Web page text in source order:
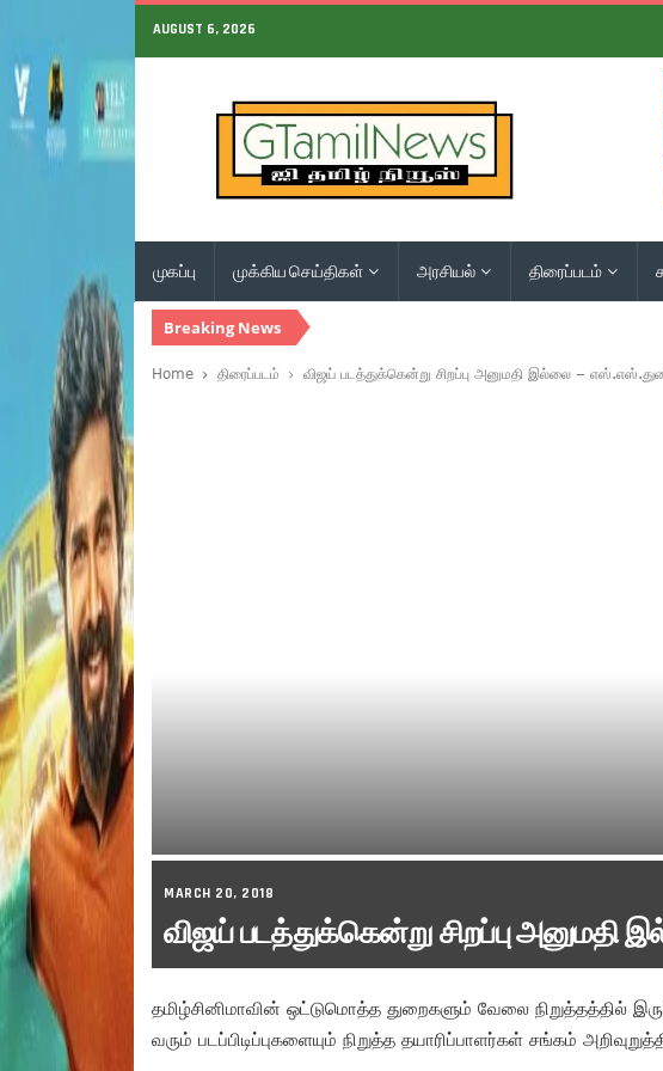
AUGUST 6, 2026
முகப்பு முக்கிய செய்திகள் அரசியல் திரைப்படம்
Breaking News
Home திரைப்படம் விஜய் படத்துக்கென்று சிறப்பு அனுமதி இல்லை –
MARCH 20, 2018
விஜய் படத்துக்கென்று சிறப்பு
தமிழ்சினிமாவின் ஒட்டுமொத்த துறைகளும் வேலை நிறுத்தத்தில்
வரும் படப்பிடிப்புகளையும் நிறுத்த தயாரிப்பாளர்கள் சங்கம்